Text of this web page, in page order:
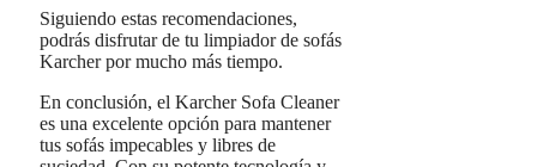
Siguiendo estas recomendaciones,
podrás disfrutar de tu limpiador de sofás
Karcher por mucho más tiempo.
En conclusión, el Karcher Sofa Cleaner
es una excelente opción para mantener
tus sofás impecables y libres de